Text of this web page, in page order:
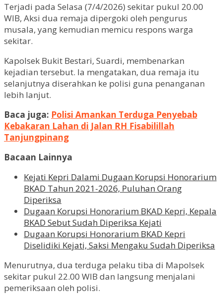
Terjadi pada Selasa (7/4/2026) sekitar pukul 20.00
WIB, Aksi dua remaja dipergoki oleh pengurus
musala, yang kemudian memicu respons warga
sekitar.
Kapolsek Bukit Bestari, Suardi, membenarkan
kejadian tersebut. Ia mengatakan, dua remaja itu
selanjutnya diserahkan ke polisi guna penanganan
lebih lanjut.
Baca juga: Polisi Amankan Terduga Penyebab
Kebakaran Lahan di Jalan RH Fisabilillah
Tanjungpinang
Bacaan Lainnya
Kejati Kepri Dalami Dugaan Korupsi Honorarium
BKAD Tahun 2021-2026, Puluhan Orang
Diperiksa
Dugaan Korupsi Honorarium BKAD Kepri, Kepala
BKAD Sebut Sudah Diperiksa Kejati
Dugaan Korupsi Honorarium BKAD Kepri
Diselidiki Kejati, Saksi Mengaku Sudah Diperiksa
Menurutnya, dua terduga pelaku tiba di Mapolsek
sekitar pukul 22.00 WIB dan langsung menjalani
pemeriksaan oleh polisi.